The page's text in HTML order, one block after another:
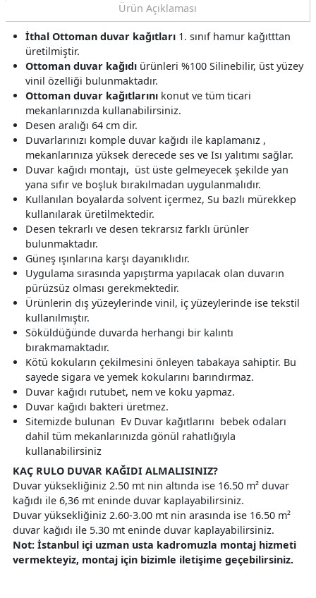
Ürün Açıklaması
İthal Ottoman duvar kağıtları 1. sınıf hamur kağıtttan
üretilmiştir.
Ottoman duvar kağıdı ürünleri %100 Silinebilir, üst yüzey
vinil özelliği bulunmaktadır.
Ottoman duvar kağıtlarını konut ve tüm ticari
mekanlarınızda kullanabilirsiniz.
Desen aralığı 64 cm dir.
Duvarlarınızı komple duvar kağıdı ile kaplamanız ,
mekanlarınıza yüksek derecede ses ve Isı yalıtımı sağlar.
Duvar kağıdı montajı, üst üste gelmeyecek şekilde yan
yana sıfır ve boşluk bırakılmadan uygulanmalıdır.
Kullanılan boyalarda solvent içermez, Su bazlı mürekkep
kullanılarak üretilmektedir.
Desen tekrarlı ve desen tekrarsız farklı ürünler
bulunmaktadır.
Güneş ışınlarına karşı dayanıklıdır.
Uygulama sırasında yapıştırma yapılacak olan duvarın
pürüzsüz olması gerekmektedir.
Ürünlerin dış yüzeylerinde vinil, iç yüzeylerinde ise tekstil
kullanılmıştır.
Söküldüğünde duvarda herhangi bir kalıntı
bırakmamaktadır.
Kötü kokuların çekilmesini önleyen tabakaya sahiptir. Bu
sayede sigara ve yemek kokularını barındırmaz.
Duvar kağıdı rutubet, nem ve koku yapmaz.
Duvar kağıdı bakteri üretmez.
Sitemizde bulunan Ev Duvar kağıtlarını bebek odaları
dahil tüm mekanlarınızda gönül rahatlığıyla
kullanabilirsiniz
KAÇ RULO DUVAR KAĞIDI ALMALISINIZ?
Duvar yüksekliğiniz 2.50 mt nin altında ise 16.50 m² duvar
kağıdı ile 6,36 mt eninde duvar kaplayabilirsiniz.
Duvar yüksekliğiniz 2.60-3.00 mt nin arasında ise 16.50 m²
duvar kağıdı ile 5.30 mt eninde duvar kaplayabilirsiniz.
Not: İstanbul içi uzman usta kadromuzla montaj hizmeti
vermekteyiz, montaj için bizimle iletişime geçebilirsiniz.